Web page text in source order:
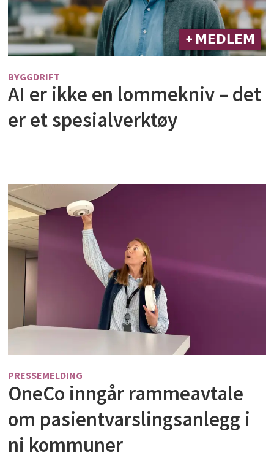
+ 𝗠𝗘𝗗𝗟𝗘𝗠
BYGGDRIFT
AI er ikke en lommekniv – det
er et spesialverktøy
PRESSEMELDING
OneCo inngår rammeavtale
om pasientvarslingsanlegg i
ni kommuner